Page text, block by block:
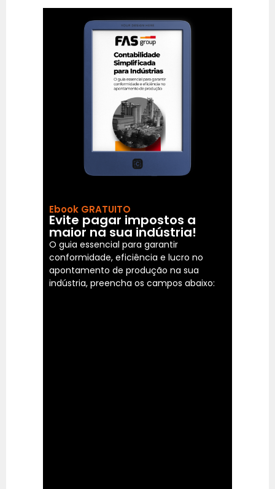
Ebook GRATUITO
Evite pagar impostos a
maior na sua indústria!
O guia essencial para garantir
conformidade, eficiência e lucro no
apontamento de produção na sua
indústria, preencha os campos abaixo: